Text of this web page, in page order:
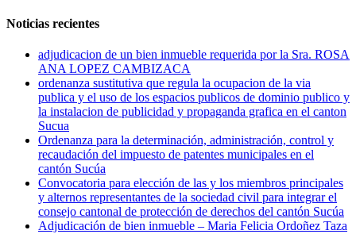
Noticias recientes
adjudicacion de un bien inmueble requerida por la Sra. ROSA
ANA LOPEZ CAMBIZACA
ordenanza sustitutiva que regula la ocupacion de la via
publica y el uso de los espacios publicos de dominio publico y
la instalacion de publicidad y propaganda grafica en el canton
Sucua
Ordenanza para la determinación, administración, control y
recaudación del impuesto de patentes municipales en el
cantón Sucúa
Convocatoria para elección de las y los miembros principales
y alternos representantes de la sociedad civil para integrar el
consejo cantonal de protección de derechos del cantón Sucúa
Adjudicación de bien inmueble – Maria Felicia Ordoñez Taza